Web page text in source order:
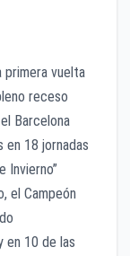
primera vuelta
receso
Barcelona
en 18 jornadas
Invierno”
el Campeón
en 10 de las